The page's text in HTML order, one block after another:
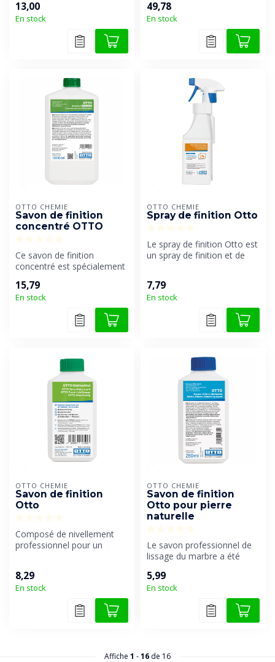
13,00
En stock
49,78
En stock
OTTO CHEMIE
Savon de finition
concentré OTTO
Ce savon de finition
concentré est spécialement
profess...
15,79
En stock
OTTO CHEMIE
Spray de finition Otto
Le spray de finition Otto est
un spray de finition et de
7,79
En stock
OTTO CHEMIE
Savon de finition
Otto
Composé de nivellement
professionnel pour un
8,29
En stock
OTTO CHEMIE
Savon de finition
Otto pour pierre
naturelle
Le savon professionnel de
lissage du marbre a été
mesure...
5,99
En stock
Affiche 1 -16 de 16